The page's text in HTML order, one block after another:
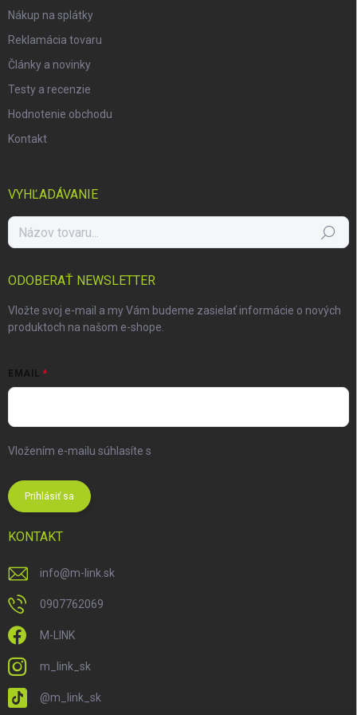
Nákup na splátky
Reklamácia tovaru
Články a novinky
Testy a recenzie
Hodnotenie obchodu
Kontakt
VYHĽADÁVANIE
Hľadať
ODOBERAŤ NEWSLETTER
Vložte svoj e-mail a my Vám budeme zasielať informácie o nových
produktoch na našom e-shope.
EMAIL
Vložením e-mailu súhlasíte s
Prihlásiť sa
KONTAKT
info@m-link.sk
0907762069
M-LINK
m_link_sk
@m_link_sk